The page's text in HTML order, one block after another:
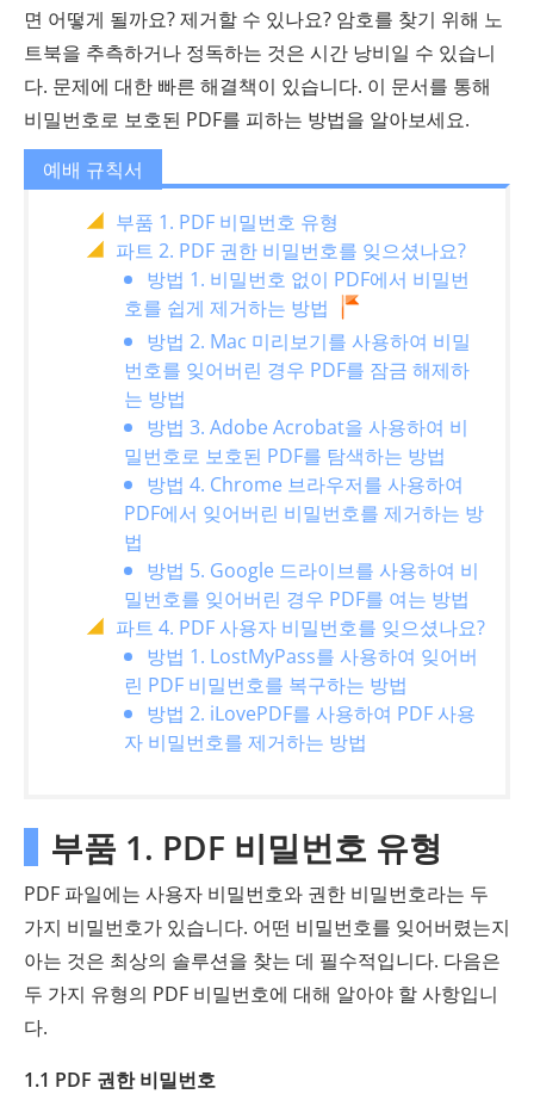
면 어떻게 될까요? 제거할 수 있나요? 암호를 찾기 위해 노
트북을 추측하거나 정독하는 것은 시간 낭비일 수 있습니
다. 문제에 대한 빠른 해결책이 있습니다. 이 문서를 통해
비밀번호로 보호된 PDF를 피하는 방법을 알아보세요.
예배 규칙서
부품 1. PDF 비밀번호 유형
파트 2. PDF 권한 비밀번호를 잊으셨나요?
방법 1. 비밀번호 없이 PDF에서 비밀번
호를 쉽게 제거하는 방법
방법 2. Mac 미리보기를 사용하여 비밀
번호를 잊어버린 경우 PDF를 잠금 해제하
는 방법
방법 3. Adobe Acrobat을 사용하여 비
밀번호로 보호된 PDF를 탐색하는 방법
방법 4. Chrome 브라우저를 사용하여
PDF에서 잊어버린 비밀번호를 제거하는 방
법
방법 5. Google 드라이브를 사용하여 비
밀번호를 잊어버린 경우 PDF를 여는 방법
파트 4. PDF 사용자 비밀번호를 잊으셨나요?
방법 1. LostMyPass를 사용하여 잊어버
린 PDF 비밀번호를 복구하는 방법
방법 2. iLovePDF를 사용하여 PDF 사용
자 비밀번호를 제거하는 방법
부품 1. PDF 비밀번호 유형
PDF 파일에는 사용자 비밀번호와 권한 비밀번호라는 두
가지 비밀번호가 있습니다. 어떤 비밀번호를 잊어버렸는지
아는 것은 최상의 솔루션을 찾는 데 필수적입니다. 다음은
두 가지 유형의 PDF 비밀번호에 대해 알아야 할 사항입니
다.
1.1 PDF 권한 비밀번호